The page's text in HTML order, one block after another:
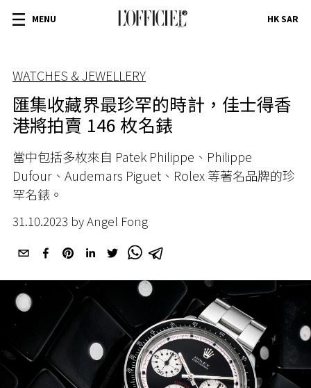
MENU HK SAR
WATCHES & JEWELLERY
匯集收藏界最珍罕的時計，佳士得香
港將拍賣 146 枚名錶
當中包括多枚來自 Patek Philippe、Philippe
Dufour、Audemars Piguet、Rolex 等著名品牌的珍
罕名錶。
31.10.2023 by Angel Fong